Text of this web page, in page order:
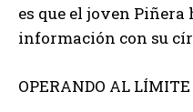
es que el joven
información con su
OPERANDO AL LÍMITE